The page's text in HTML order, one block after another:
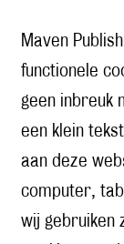
Maven
functionele
geen inbreuk
een klein
aan deze
computer,
wij gebruiken